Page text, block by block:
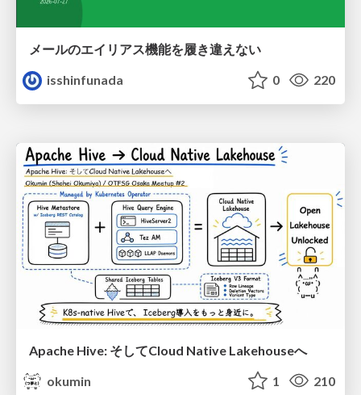
メールのエイリアス機能を履き違えない
isshinfunada
0 220
Apache Hive: そしてCloud Native Lakehouseへ
okumin
1 210